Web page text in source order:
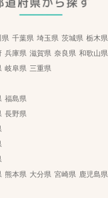
県 千葉県 埼玉県 茨城県 栃木県
兵庫県 滋賀県 奈良県 和歌山県
岐阜県 三重県
福島県
長野県
熊本県 大分県 宮崎県 鹿児島県